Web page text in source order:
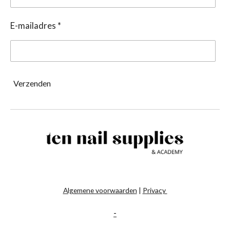
E-mailadres *
Verzenden
Algemene voorwaarden | Privacy
-